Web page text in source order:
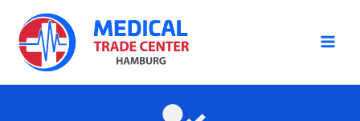
Inhalt
springen